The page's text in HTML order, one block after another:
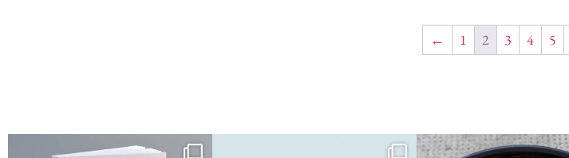
← 1 2 3 4 5